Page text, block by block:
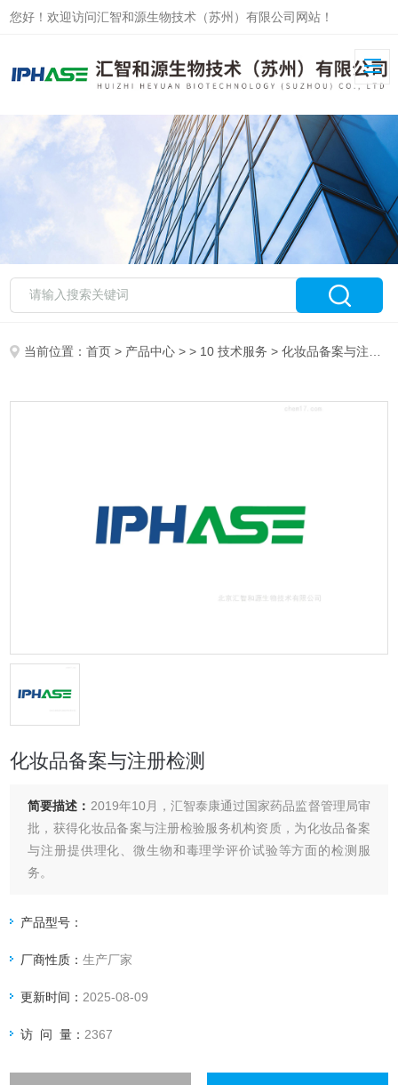
您好！欢迎访问汇智和源生物技术（苏州）有限公司网站！
当前位置：首页 > 产品中心 > > 10 技术服务 > 化妆品备案与注册检测
化妆品备案与注册检测
简要描述： 2019年10月，汇智泰康通过国家药品监督管理局审
批，获得化妆品备案与注册检验服务机构资质，为化妆品备案
与注册提供理化、微生物和毒理学评价试验等方面的检测服
务。
产品型号：
厂商性质：生产厂家
更新时间： 2025-08-09
访 问 量： 2367